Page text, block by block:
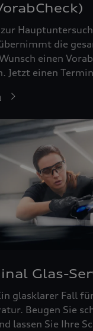
die
einen
Jetzt einen
Glas-
glasklarer Fall
Beugen Sie
lassen Sie Ihre